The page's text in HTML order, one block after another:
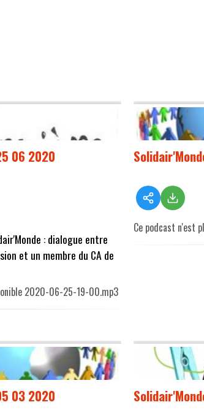
06 2020
: dialogue entre
et un membre du CA de
2020-06-25-19-00.mp3
Ce podcast n'est
03 2020